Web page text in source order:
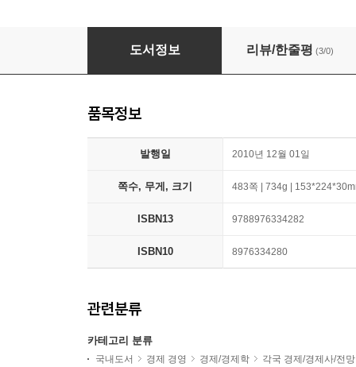
SERI 전망 2011
도서정보 리뷰/한줄평 (3/0)
품목정보
발행일 2010년 12월 01일
쪽수, 무게, 크기 483쪽 | 734g |
ISBN13 9788976334282
ISBN10 8976334280
관련분류
카테고리 분류
국내도서 경제 경영 경제/경제학
각국 경제/경제사/전망